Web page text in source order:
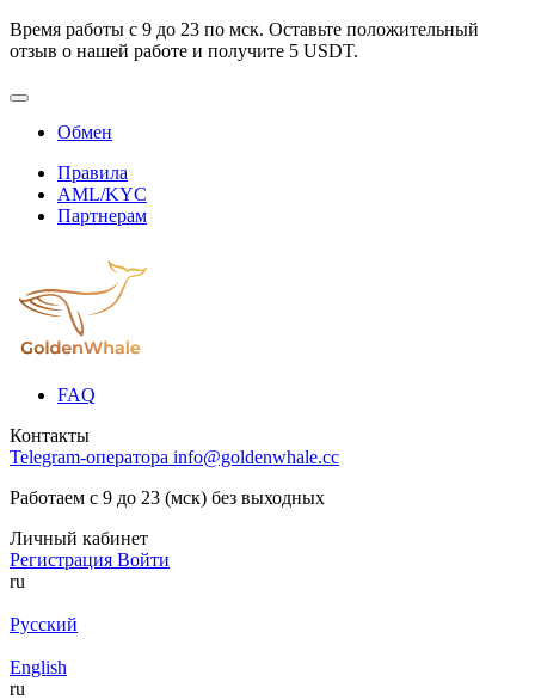
Время работы с 9 до 23 по мск. Оставьте положительный
отзыв о нашей работе и получите 5 USDT.
Обмен
Правила
AML/KYC
Партнерам
FAQ
Контакты
Telegram-оператора info@goldenwhale.cc
Работаем с 9 до 23 (мск) без выходных
Личный кабинет
Регистрация Войти
ru
Русский
English
ru